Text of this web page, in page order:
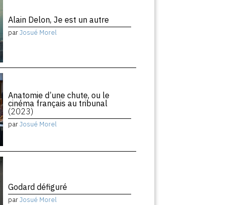
Alain Delon, Je est un autre
parJosué Morel
Anatomie d’une chute, ou le
cinéma français au tribunal
(2023)
parJosué Morel
Godard défiguré
parJosué Morel